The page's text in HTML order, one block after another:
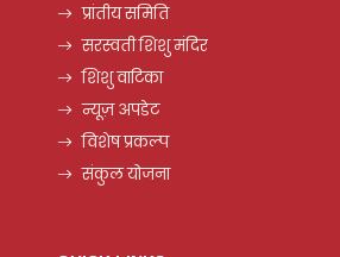
प्रांतीय समिति
सरस्वती शिशु मंदिर
शिशु वाटिका
न्यूज़ अपडेट
विशेष प्रकल्प
संकुल योजना